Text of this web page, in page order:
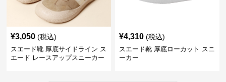
¥3,050 (税込)
スエード靴 厚底サイドライン ス
エード レースアップスニーカー
¥4,310 (税込)
スエード靴 厚底ローカット スニ
ーカー